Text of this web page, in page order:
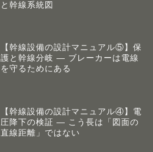
と幹線系統図
【幹線設備の設計マニュアル⑤】保
護と幹線分岐 ― ブレーカーは電線
を守るためにある
【幹線設備の設計マニュアル④】電
圧降下の検証 ― こう長は「図面の
直線距離」ではない